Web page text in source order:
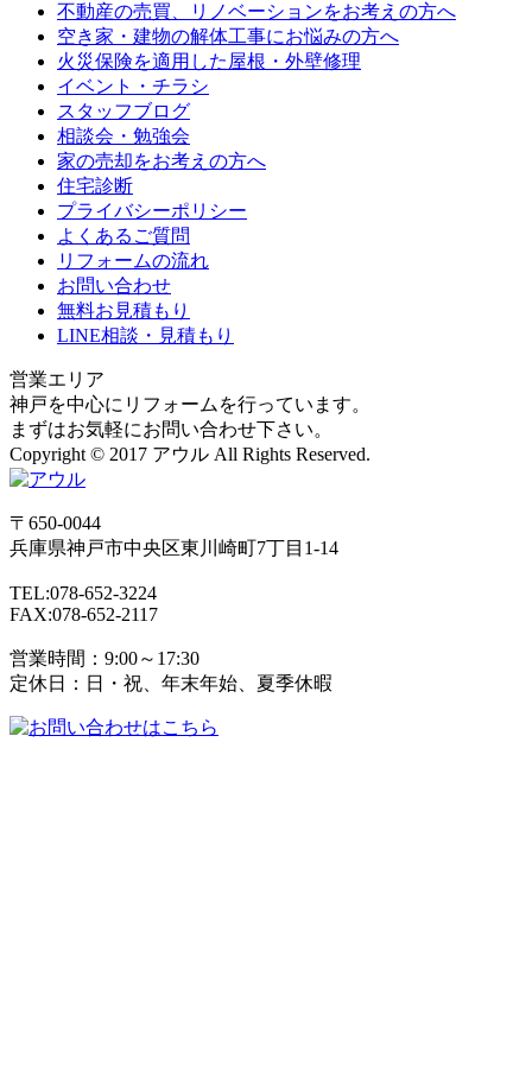
不動産の売買、リノベーションをお考えの方へ
空き家・建物の解体工事にお悩みの方へ
火災保険を適用した屋根・外壁修理
イベント・チラシ
スタッフブログ
相談会・勉強会
家の売却をお考えの方へ
住宅診断
プライバシーポリシー
よくあるご質問
リフォームの流れ
お問い合わせ
無料お見積もり
LINE相談・見積もり
営業エリア
神戸を中心にリフォームを行っています。
まずはお気軽にお問い合わせ下さい。
Copyright © 2017 アウル All Rights Reserved.
〒650-0044
兵庫県神戸市中央区東川崎町7丁目1-14
TEL:078-652-3224
FAX:078-652-2117
営業時間：9:00～17:30
定休日：日・祝、年末年始、夏季休暇